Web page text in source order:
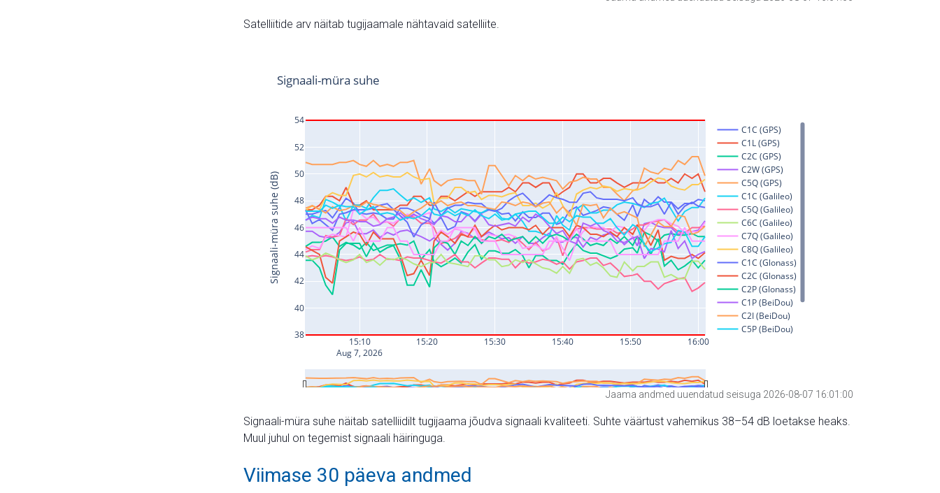
Satelliitide arv näitab tugijaamale nähtavaid satelliite.
Jaama andmed uuendatud seisuga 2026-08-07 16:01:00
Signaali-müra suhe näitab satelliidilt tugijaama jõudva signaali kvaliteeti. Suhte väärtust vahemikus 38–54 dB loetakse heaks.
Muul juhul on tegemist signaali häiringuga.
Viimase 30 päeva andmed